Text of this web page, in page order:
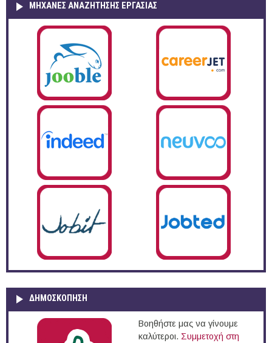
ΜΗΧΑΝΕΣ ΑΝΑΖΗΤΗΣΗΣ ΕΡΓΑΣΙΑΣ
ΔΗΜΟΣΚΌΠΗΣΗ
Βοηθήστε μας να γίνουμε
καλύτεροι. Συμμετοχή στη